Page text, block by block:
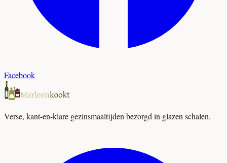
Facebook
Verse, kant-en-klare gezinsmaaltijden bezorgd in glazen schalen.